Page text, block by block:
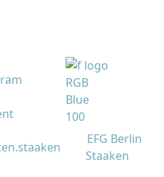
EFG Berlin
Staaken